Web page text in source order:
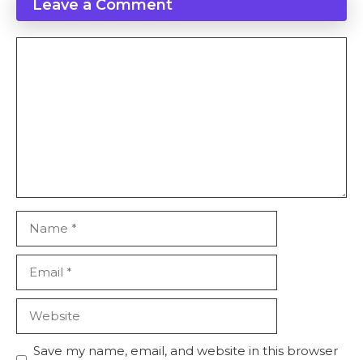
Leave a Comment
Save my name, email, and website in this browser